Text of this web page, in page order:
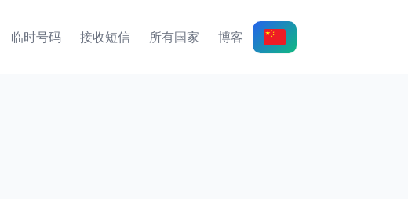
临时号码 接收短信 所有国家 博客